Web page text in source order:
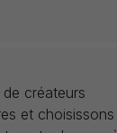
créateurs
et choisissons